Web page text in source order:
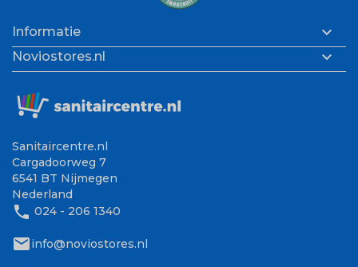
Informatie 
Noviostores.nl 
Sanitaircentre.nl
Cargadoorweg 7
6541 BT Nijmegen
Nederland
phone 024 - 206 1340
mailinfo@noviostores.nl